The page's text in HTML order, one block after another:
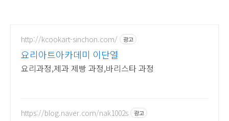
http://kcookart-sinchon.com/ 광고
요리아트아카데미 이단열
요리과정,제과 제빵 과정,바리스타 과정
https://blog.naver.com/nak1002s 광고